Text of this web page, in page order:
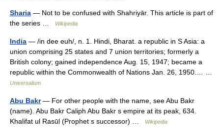
Sharia — Not to be confused with Shahriyār. This article is part of
the series …
Wikipedia
India — /in dee euh/, n. 1. Hindi, Bharat. a republic in S Asia: a
union comprising 25 states and 7 union territories; formerly a
British colony; gained independence Aug. 15, 1947; became a
republic within the Commonwealth of Nations Jan. 26, 1950.… …
Universalium
Abu Bakr— For other people with the name, see Abu Bakr
(name). Abu Bakr Caliph Abu Bakr s empire at its peak, 634.
Khalifat ul Rasūl (Prophet s successor) …
Wikipedia